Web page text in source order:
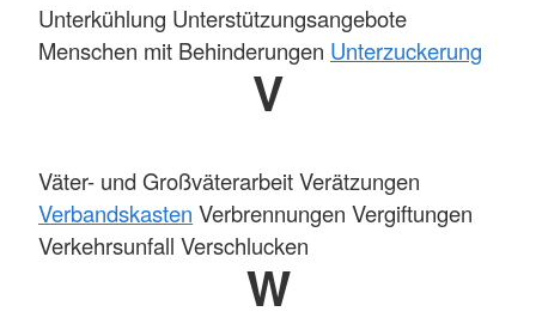
Unterkühlung Unterstützungsangebote
Menschen mit Behinderungen Unterzuckerung
V
Väter- und Großväterarbeit Verätzungen
Verbandskasten Verbrennungen Vergiftungen
Verkehrsunfall Verschlucken
W